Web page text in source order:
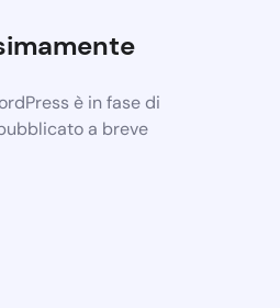
è in fase di
a breve